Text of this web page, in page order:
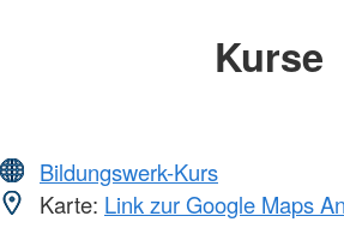
Kurse
Bildungswerk-Kurs
Karte: Link zur Google Maps